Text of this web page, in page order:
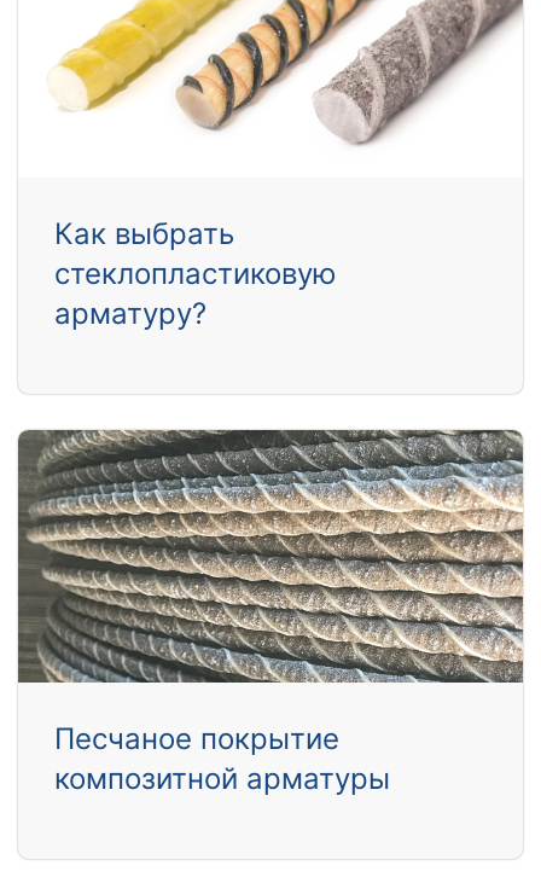
Как выбрать
стеклопластиковую
арматуру?
Песчаное покрытие
композитной арматуры